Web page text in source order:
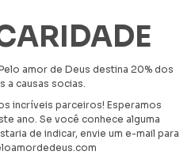
amor de Deus destina 20% dos
a causas socias.
incríveis parceiros! Esperamos
ano. Se você conhece alguma
de indicar, envie um e-mail para